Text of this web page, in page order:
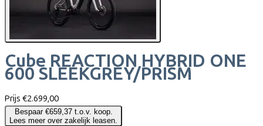
Cube REACTION HYBRID ONE
600 SLEEKGREY/PRISM
Prijs €2.699,00
Bespaar €659,37 t.o.v. koop.
Lees meer over zakelijk leasen.